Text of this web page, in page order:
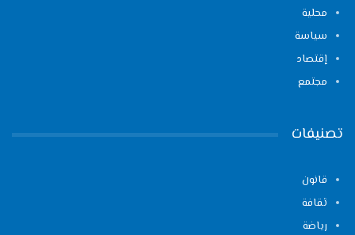
محلية
سياسة
إقتصاد
مجتمع
تصنيفات
قانون
ثقافة
رياضة